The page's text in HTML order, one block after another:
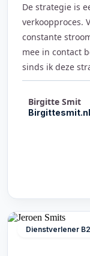
De strategie is
verkoopproces.
constante
mee in contact
sinds ik deze
Birgitte Smit
Birgittesmit.nl
Dienstverlener